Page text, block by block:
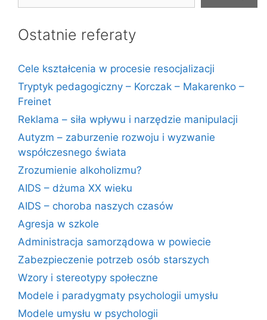
Ostatnie referaty
Cele kształcenia w procesie resocjalizacji
Tryptyk pedagogiczny – Korczak – Makarenko –
Freinet
Reklama – siła wpływu i narzędzie manipulacji
Autyzm – zaburzenie rozwoju i wyzwanie
współczesnego świata
Zrozumienie alkoholizmu?
AIDS – dżuma XX wieku
AIDS – choroba naszych czasów
Agresja w szkole
Administracja samorządowa w powiecie
Zabezpieczenie potrzeb osób starszych
Wzory i stereotypy społeczne
Modele i paradygmaty psychologii umysłu
Modele umysłu w psychologii